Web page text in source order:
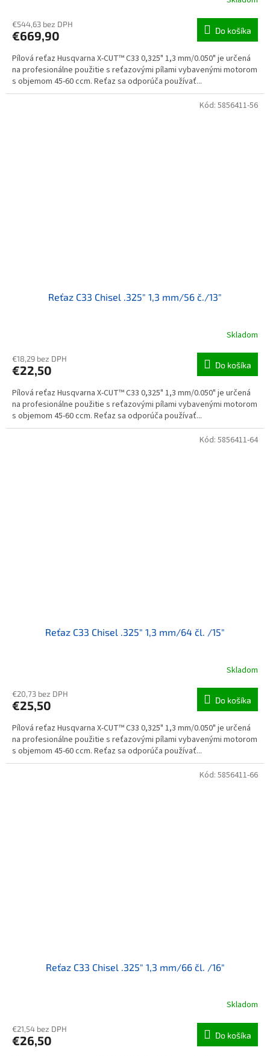
€544,63 bez DPH
€669,90 Do košíka
Pílová reťaz Husqvarna X-CUT™ C33 0,325" 1,3 mm/0.050" je určená
na profesionálne použitie s reťazovými pílami vybavenými motorom
s objemom 45-60 ccm. Reťaz sa odporúča používať...
Reťaz C33 Chisel .325" 1,3 mm/56 č./13"
Skladom
€18,29 bez DPH
€22,50 Do košíka
Pílová reťaz Husqvarna X-CUT™ C33 0,325" 1,3 mm/0.050" je určená
na profesionálne použitie s reťazovými pílami vybavenými motorom
s objemom 45-60 ccm. Reťaz sa odporúča používať...
Kód: 5856411-56
Reťaz C33 Chisel .325" 1,3 mm/64 čl. /15"
Skladom
€20,73 bez DPH
€25,50 Do košíka
Pílová reťaz Husqvarna X-CUT™ C33 0,325" 1,3 mm/0.050" je určená
na profesionálne použitie s reťazovými pílami vybavenými motorom
s objemom 45-60 ccm. Reťaz sa odporúča používať...
Kód: 5856411-64
Reťaz C33 Chisel .325" 1,3 mm/66 čl. /16"
Skladom
€21,54 bez DPH
€26,50 Do košíka
Kód: 5856411-66